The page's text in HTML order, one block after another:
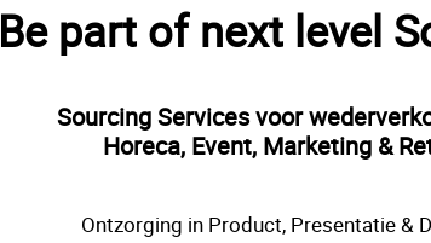
Be part of next level
Sourcing Services voor
Horeca, Event, Marketing &
Ontzorging in Product, Presentatie &